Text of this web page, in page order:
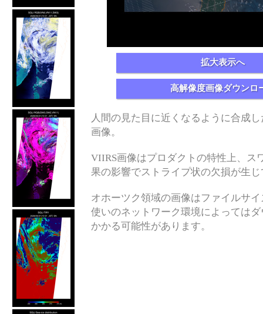
拡大表示へ
高解像度画像ダウンロ
人間の見た目に近くなるように合成
画像。
VIIRS画像はプロダクトの特性上、ス
果の影響でストライプ状の欠損が生
オホーツク領域の画像はファイルサ
使いのネットワーク環境によっては
かかる可能性があります。